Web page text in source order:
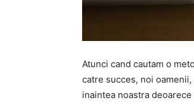
Atunci cand cautam o
catre succes, noi
inaintea noastra